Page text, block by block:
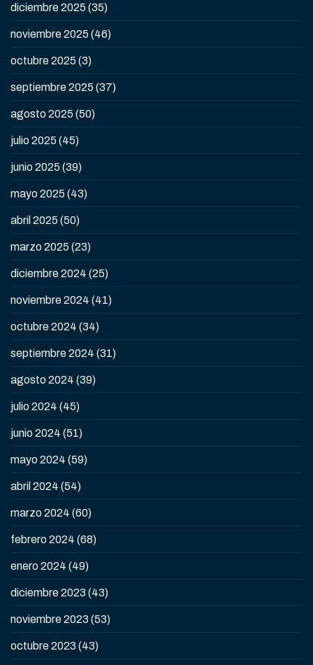
diciembre 2025 (35)
noviembre 2025 (46)
octubre 2025 (3)
septiembre 2025 (37)
agosto 2025 (50)
julio 2025 (45)
junio 2025 (39)
mayo 2025 (43)
abril 2025 (50)
marzo 2025 (23)
diciembre 2024 (25)
noviembre 2024 (41)
octubre 2024 (34)
septiembre 2024 (31)
agosto 2024 (39)
julio 2024 (45)
junio 2024 (51)
mayo 2024 (59)
abril 2024 (54)
marzo 2024 (60)
febrero 2024 (68)
enero 2024 (49)
diciembre 2023 (43)
noviembre 2023 (53)
octubre 2023 (43)